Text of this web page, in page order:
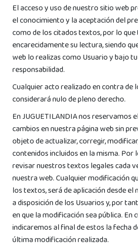
El acceso y uso de nuestro sitio web
el conocimiento y la aceptación del
como de los citados textos, por lo
encarecidamente su lectura, siendo
web lo realizas como Usuario y bajo
responsabilidad.
Cualquier acto realizado en contra
considerará nulo de pleno derecho.
En JUGUETILANDIA nos reservamos
cambios en nuestra página web sin
objeto de actualizar, corregir,
contenidos incluidos en la misma. Por
revisar nuestros textos legales cada
nuestra web. Cualquier modificación
los textos, será de aplicación desde
a disposición de los Usuarios y, por
en que la modificación sea pública. En
indicaremos al final de estos la fecha
última modificación realizada.